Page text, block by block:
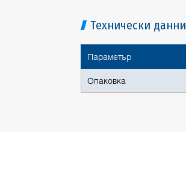
Технически данни
Параметър
Опаковка